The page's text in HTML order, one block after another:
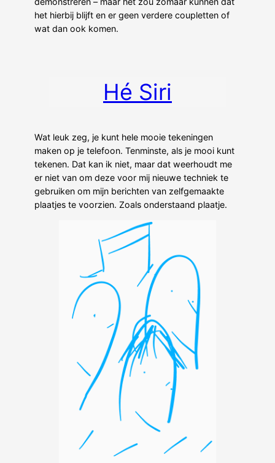
het hierbij blijft en er geen verdere coupletten of
wat dan ook komen.
Hé Siri
Wat leuk zeg, je kunt hele mooie tekeningen
maken op je telefoon. Tenminste, als je mooi kunt
tekenen. Dat kan ik niet, maar dat weerhoudt me
er niet van om deze voor mij nieuwe techniek te
gebruiken om mijn berichten van zelfgemaakte
plaatjes te voorzien. Zoals onderstaand plaatje.